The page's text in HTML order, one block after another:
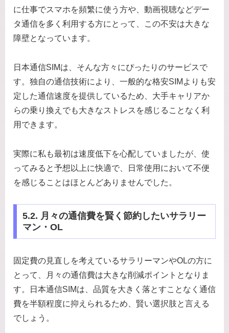
に仕事でスマホを頻繁に使う方や、動画視聴などデー
タ通信を多く利用する方にとって、この不安は大きな
障壁となっています。
日本通信SIMは、そんな方々にぴったりのサービスで
す。独自の通信技術により、一般的な格安SIMよりも安
定した通信速度を提供しているため、大手キャリアか
らの乗り換えでも大きなストレスを感じることなく利
用できます。
実際に私も最初は速度低下を心配していましたが、使
ってみると予想以上に快適で、日常使用において不便
を感じることはほとんどありませんでした。
5.2. 月々の通信費を賢く節約したいサラリー
マン・OL
固定費の見直しを考えているサラリーマンやOLの方に
とって、月々の通信費は大きな削減ポイントとなりま
す。日本通信SIMは、品質を大きく落とすことなく通信
費を半額程度に抑えられるため、賢い選択肢と言える
でしょう。